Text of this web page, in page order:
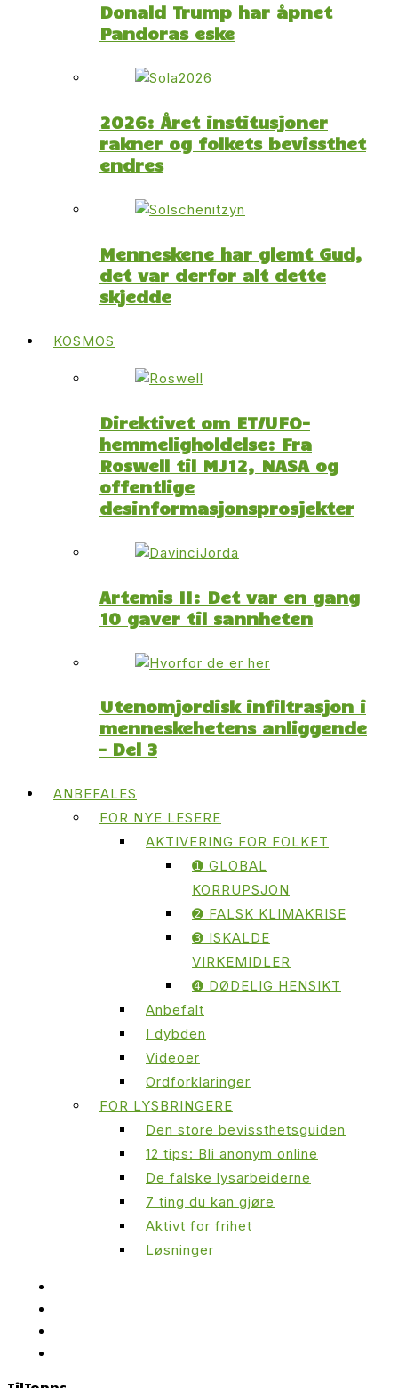
Donald Trump har åpnet
Pandoras eske
2026: Året institusjoner
rakner og folkets bevissthet
endres
Menneskene har glemt Gud,
det var derfor alt dette
skjedde
KOSMOS
Direktivet om ET/UFO-
hemmeligholdelse: Fra
Roswell til MJ12, NASA og
offentlige
desinformasjonsprosjekter
Artemis II: Det var en gang
10 gaver til sannheten
Utenomjordisk infiltrasjon i
menneskehetens anliggende
– Del 3
ANBEFALES
FOR NYE LESERE
AKTIVERING FOR FOLKET
➊ GLOBAL
KORRUPSJON
➋ FALSK KLIMAKRISE
➌ ISKALDE
VIRKEMIDLER
➍ DØDELIG HENSIKT
Anbefalt
I dybden
Videoer
Ordforklaringer
FOR LYSBRINGERE
Den store bevissthetsguiden
12 tips: Bli anonym online
De falske lysarbeiderne
7 ting du kan gjøre
Aktivt for frihet
Løsninger